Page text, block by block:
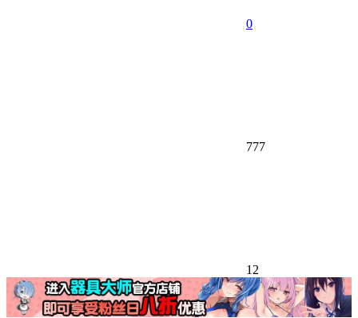
0
777
12